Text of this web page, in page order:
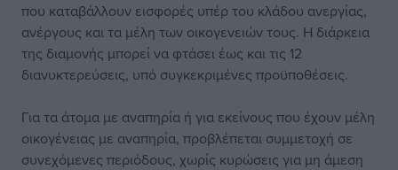
που καταβάλλουν εισφορές υπέρ του κλάδου ανεργίας,
ανέργους και τα μέλη των οικογενειών τους. Η διάρκεια
της διαμονής μπορεί να φτάσει έως και τις 12
διανυκτερεύσεις, υπό συγκεκριμένες προϋποθέσεις.
Για τα άτομα με αναπηρία ή για εκείνους που έχουν μέλη
οικογένειας με αναπηρία, προβλέπεται συμμετοχή σε
συνεχόμενες περιόδους, χωρίς κυρώσεις για μη άμεση